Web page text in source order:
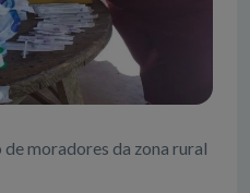
moradores da zona rural